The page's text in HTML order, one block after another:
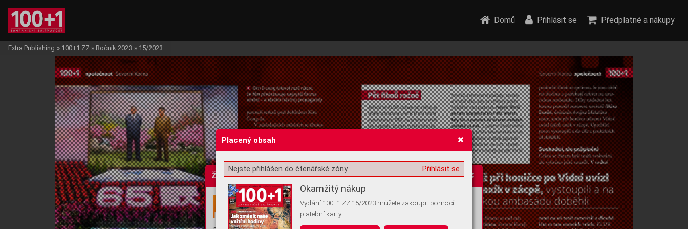
Žádost o souhlas s ukládáním volitelných informací
Domů Přihlásit se Předplatné a nákupy
Extra Publishing » 100+1 ZZ » Ročník 2023 » 15/2023
Placený obsah
Přihlásit se
Nejste přihlášen do čtenářské zóny
Okamžitý nákup
Vydání 100+1 ZZ 15/2023 můžete zakoupit pomocí
platební karty